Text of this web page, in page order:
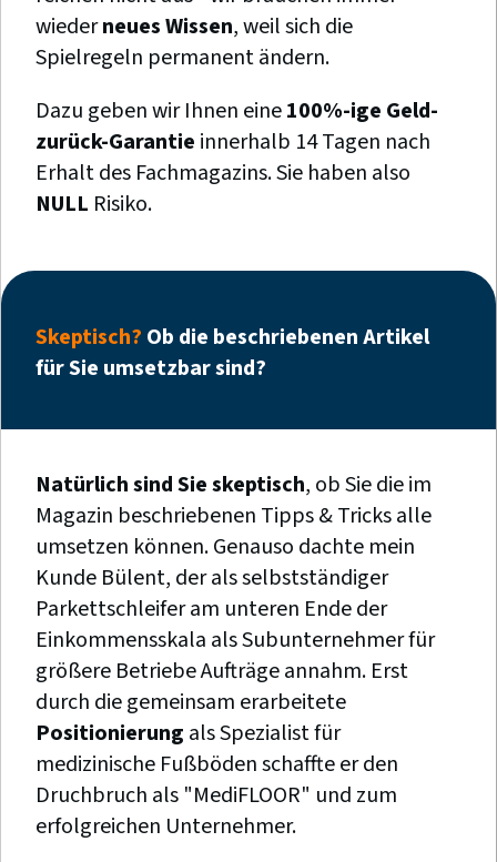
wiederneues Wissen, weil sich die
Spielregeln permanent ändern.
Dazu geben wir Ihnen eine100%-ige Geld-
zurück-Garantie innerhalb 14 Tagen nach
Erhalt des Fachmagazins. Sie haben also
NULL Risiko.
Skeptisch? Ob die beschriebenen Artikel
für Sie umsetzbar sind?
Natürlich sind Sie skeptisch, ob Sie die im
Magazin beschriebenen Tipps & Tricks alle
umsetzen können. Genauso dachte mein
Kunde Bülent, der als selbstständiger
Parkettschleifer am unteren Ende der
Einkommensskala als Subunternehmer für
größere Betriebe Aufträge annahm. Erst
durch die gemeinsam erarbeitete
Positionierung als Spezialist für
medizinische Fußböden schaffte er den
Druchbruch als "MediFLOOR" und zum
erfolgreichen Unternehmer.